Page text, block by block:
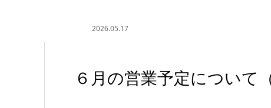
2026.05.17
６月の営業予定について